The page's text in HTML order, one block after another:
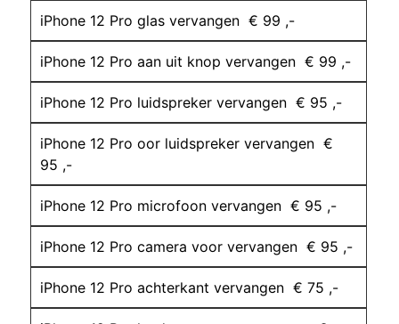
iPhone 12 Pro glas vervangen € 99 ,-
iPhone 12 Pro aan uit knop vervangen € 99 ,-
iPhone 12 Pro luidspreker vervangen € 95 ,-
iPhone 12 Pro oor luidspreker vervangen €
95 ,-
iPhone 12 Pro microfoon vervangen € 95 ,-
iPhone 12 Pro camera voor vervangen € 95 ,-
iPhone 12 Pro achterkant vervangen € 75 ,-